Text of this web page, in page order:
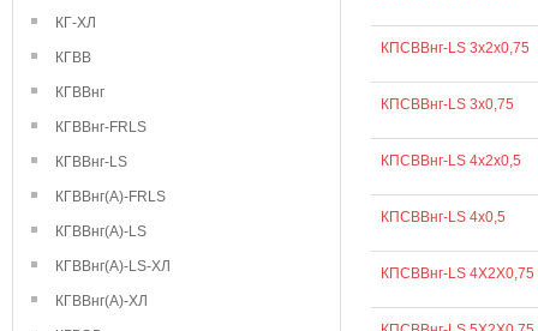
КГ-ХЛ
КГВВ
КГВВнг
КГВВнг-FRLS
КГВВнг-LS
КГВВнг(А)-FRLS
КГВВнг(А)-LS
КГВВнг(А)-LS-ХЛ
КГВВнг(А)-ХЛ
КПСВВнг-LS 3х2х0,75
КПСВВнг-LS 3х0,75
КПСВВнг-LS 4х2х0,5
КПСВВнг-LS 4х0,5
КПСВВнг-LS 4Х2Х0,75